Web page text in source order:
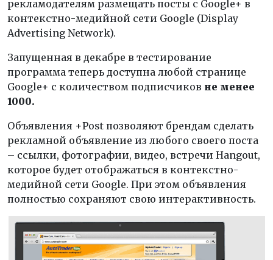
рекламодателям размещать посты с Google+ в
контекстно-медийной сети Google (Display
Advertising Network).
Запущенная в декабре в тестирование
программа теперь доступна любой странице
Google+ с количеством подписчиков не менее
1000.
Объявления +Post позволяют брендам сделать
рекламной объявление из любого своего поста
– ссылки, фотографии, видео, встречи Hangout,
которое будет отображаться в контекстно-
медийной сети Google. При этом объявления
полностью сохраняют свою интерактивность.